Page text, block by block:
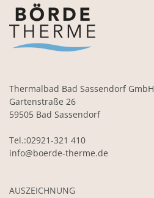
Thermalbad Bad Sassendorf GmbH
Gartenstraße 26
59505 Bad Sassendorf
Tel.:02921-321 410
info@boerde-therme.de
AUSZEICHNUNG